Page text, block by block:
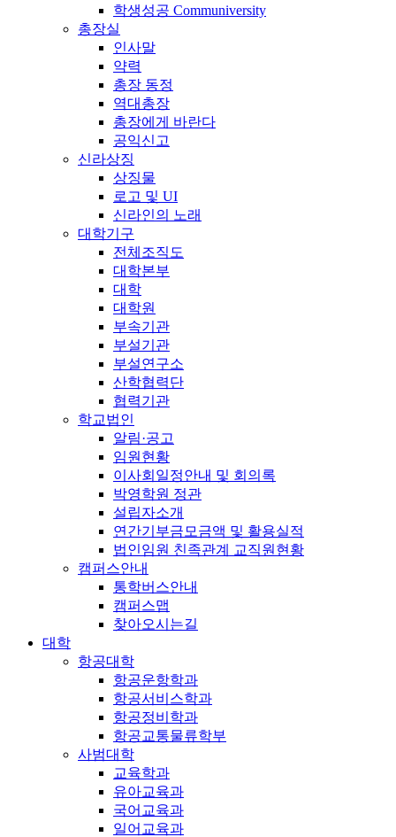
학생성공 Communiversity
총장실
인사말
약력
총장 동정
역대총장
총장에게 바란다
공익신고
신라상징
상징물
로고 및 UI
신라인의 노래
대학기구
전체조직도
대학본부
대학
대학원
부속기관
부설기관
부설연구소
산학협력단
협력기관
학교법인
알림·공고
임원현황
이사회일정안내 및 회의록
박영학원 정관
설립자소개
연간기부금모금액 및 활용실적
법인임원 친족관계 교직원현황
캠퍼스안내
통학버스안내
캠퍼스맵
찾아오시는길
대학
항공대학
항공운항학과
항공서비스학과
항공정비학과
항공교통물류학부
사범대학
교육학과
유아교육과
국어교육과
일어교육과